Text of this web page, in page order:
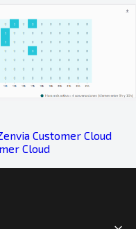
Customer Cloud
Cloud